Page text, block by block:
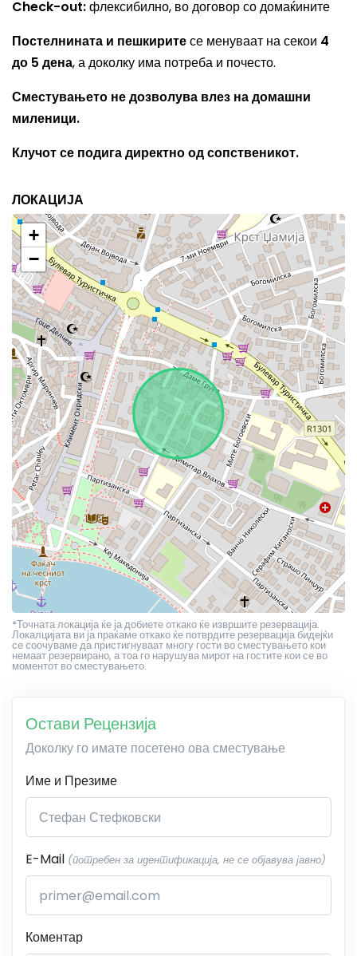
Check-out:флексибилно, во договор со домаќините
Постелнината и пешкиритесе менуваат на секои 4
до 5 дена, а доколку има потреба и почесто.
Сместувањето не дозволува влез на домашни
миленици.
Клучот се подига директно од сопственикот.
ЛОКАЦИЈА
+
−
*Точната локација ќе ја добиете откако ќе извршите резервација.
Локалцијата ви ја праќаме откако ќе потврдите резервација бидејќи
се соочуваме да пристигнуваат многу гости во сместувањето кои
немаат резервирано, а тоа го нарушува мирот на гостите кои се во
моментот во сместувањето.
Остави Рецензија
Доколку го имате посетено ова сместување
Име и Презиме
E-Mail (потребен за идентификација, не се објавува јавно)
Коментар